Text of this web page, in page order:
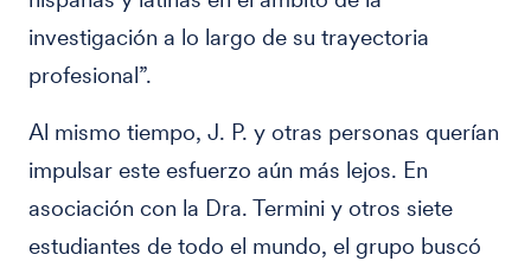
investigación a lo largo de su trayectoria
profesional”.
Al mismo tiempo, J. P. y otras personas querían
impulsar este esfuerzo aún más lejos. En
asociación con la Dra. Termini y otros siete
estudiantes de todo el mundo, el grupo buscó